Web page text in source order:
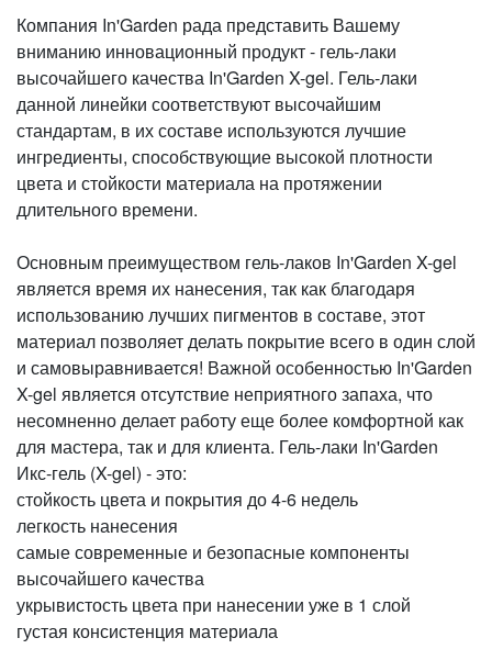
Компания In'Garden рада представить Вашему
вниманию инновационный продукт - гель-лаки
высочайшего качества In'Garden X-gel. Гель-лаки
данной линейки соответствуют высочайшим
стандартам, в их составе используются лучшие
ингредиенты, способствующие высокой плотности
цвета и стойкости материала на протяжении
длительного времени.
Основным преимуществом гель-лаков In'Garden X-gel
является время их нанесения, так как благодаря
использованию лучших пигментов в составе, этот
материал позволяет делать покрытие всего в один слой
и самовыравнивается! Важной особенностью In'Garden
X-gel является отсутствие неприятного запаха, что
несомненно делает работу еще более комфортной как
для мастера, так и для клиента. Гель-лаки In'Garden
Икс-гель (X-gel) - это:
стойкость цвета и покрытия до 4-6 недель
легкость нанесения
самые современные и безопасные компоненты
высочайшего качества
укрывистость цвета при нанесении уже в 1 слой
густая консистенция материала